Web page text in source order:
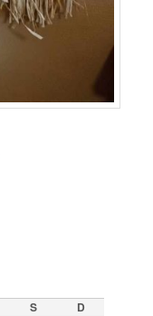
S D